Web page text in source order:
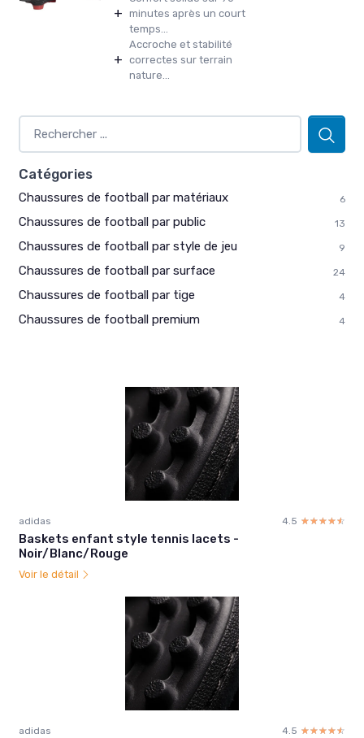
+ minutes après un court
temps...
+
Accroche et stabilité
correctes sur terrain
nature...
Catégories
Chaussures de football par matériaux 6
Chaussures de football par public 13
Chaussures de football par style de jeu 9
Chaussures de football par surface 24
Chaussures de football par tige 4
Chaussures de football premium 4
adidas 4.5 ☆☆☆☆☆
★★★★★
Baskets enfant style tennis lacets -
Noir/Blanc/Rouge
Voir le détail
adidas 4.5 ☆☆☆☆☆
★★★★★